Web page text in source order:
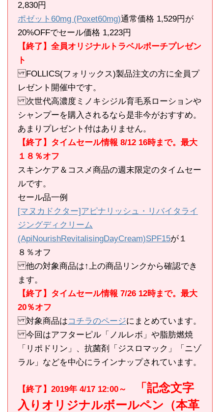
2,830円
ポゼット60mg (Poxet60mg)通常価格 1,529円が
20%OFFでセール価格 1,223円
【終了】全員オリジナルトラベルポーチプレゼン
ト
FOLLICS(フォリックス)製品注文の方に全員プ
レゼント開催中です。
次世代高濃度ミノキシジル育毛系ローションや
シャンプーを購入されるなら是非今がおすすめ。
あまりプレゼント付はありません。
【終了】タイムセール情報 8/12 16時まで。最大
１８％オフ
スキンケア＆コスメ商品の週末限定のタイムセー
ルです。
セール品一例
[マヌカドクター]アピナリッシュ・リバイタライ
ジングディクリーム
(ApiNourishRevitalisingDayCream)SPF15が１
８％オフ
他の対象商品は↑上の商品リンクから確認でき
ます。
【終了】タイムセール情報 7/26 12時まで。最大
20％オフ
対象商品はコチラのページにまとめています。
今回はアフターピル「ノルレボ」や脂肪燃焼
「リポドリン」、抗菌剤「ジスロマック」「ニゾ
ラル」などを中心にラインナップされています。
【終了】2019年 4/17 12:00～
「記念文字
入りオリジナルボールペン（本革